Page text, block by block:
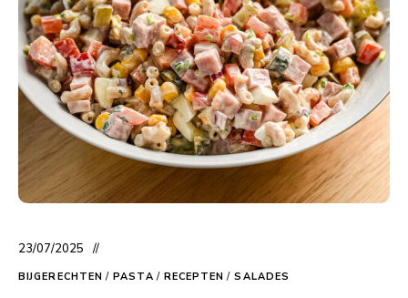
23/07/2025
BIJGERECHTEN / PASTA / RECEPTEN / SALADES